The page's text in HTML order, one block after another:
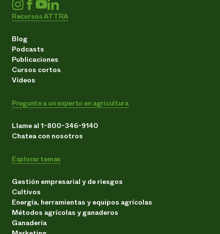
Recursos ATTRA
Blog
Podcasts
Publicaciones
Cursos cortos
Vídeos
Pregunte a un experto en agricultura
Llame al 1-800-346-9140
Chatea con nosotros
Explorar temas
Gestión empresarial y de riesgos
Cultivos
Energía, herramientas y equipos agrícolas
Métodos agrícolas y ganaderos
Ganadería